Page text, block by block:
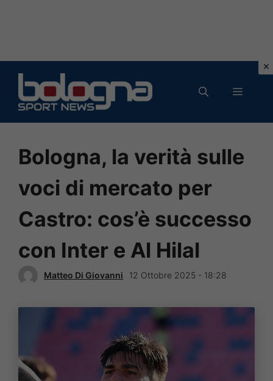
contenuto
MENU
Bologna, la verità sulle
voci di mercato per
Castro: cos’è successo
con Inter e Al Hilal
Matteo Di Giovanni 12 Ottobre 2025 - 18:28